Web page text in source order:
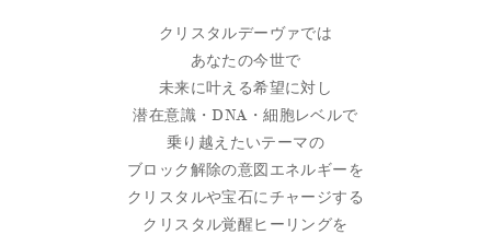
クリスタルデーヴァでは
あなたの今世で
未来に叶える希望に対し
潜在意識・DNA・細胞レベルで
乗り越えたいテーマの
ブロック解除の意図エネルギーを
クリスタルや宝石にチャージする
クリスタル覚醒ヒーリングを